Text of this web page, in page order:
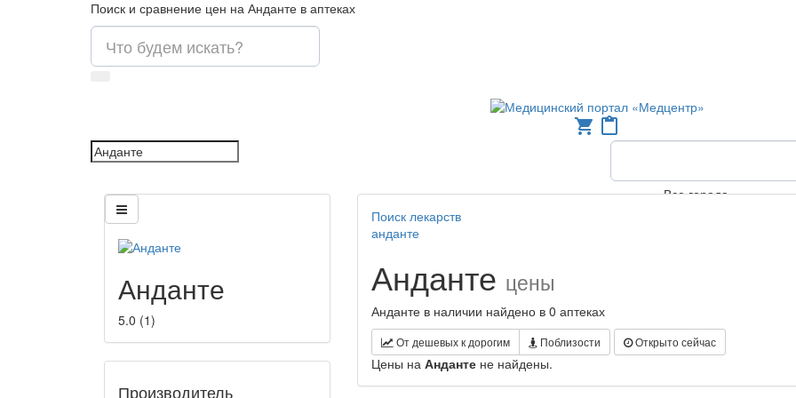
Поиск и сравнение цен на Анданте в аптеках
shopping_cart content_paste
Все города
Анданте
5.0 (1)
Производитель
Поиск лекарств
анданте
Анданте цены
Анданте в наличии найдено в 0 аптеках
От дешевых к дорогим Поблизости Открыто сейчас
Цены на Анданте не найдены.